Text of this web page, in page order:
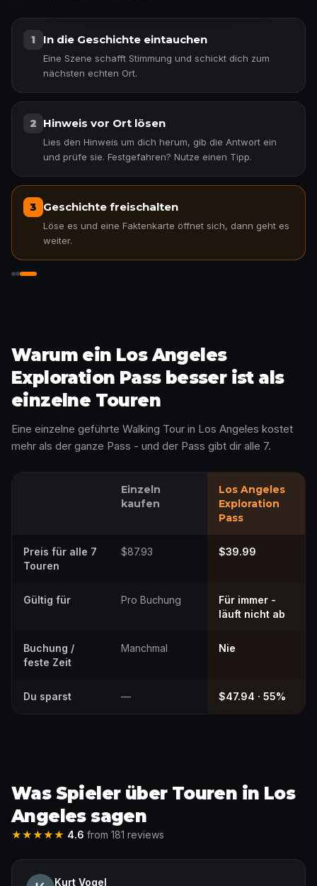
1 In die Geschichte eintauchen
Eine Szene schafft Stimmung und schickt dich zum
nächsten echten Ort.
2 Hinweis vor Ort lösen
Lies den Hinweis um dich herum, gib die Antwort ein
und prüfe sie. Festgefahren? Nutze einen Tipp.
3 Geschichte freischalten
Löse es und eine Faktenkarte öffnet sich, dann geht es
weiter.
Warum ein Los Angeles
Exploration Pass besser ist als
einzelne Touren
Eine einzelne geführte Walking Tour in Los Angeles kostet
mehr als der ganze Pass - und der Pass gibt dir alle 7.
Einzeln
kaufen
Los Angeles
Exploration
Pass
Preis für alle 7
Touren
$87.93 $39.99
Gültig für Pro Buchung
Für immer -
läuft nicht ab
Buchung /
feste Zeit
Manchmal Nie
Du sparst — $47.94 · 55%
Was Spieler über Touren in Los
Angeles sagen
★★★★★ 4.6 from 181 reviews
Kurt Vogel